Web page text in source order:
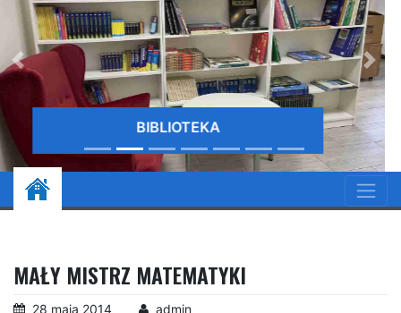
MAŁY MISTRZ MATEMATYKI
28 maja 2014 admin